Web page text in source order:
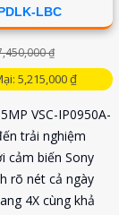
LBC
₫
5,215,000 ₫
VSC-IP0950A-
trải nghiệm
cảm biến Sony
rõ nét cả ngày
4X cùng khả